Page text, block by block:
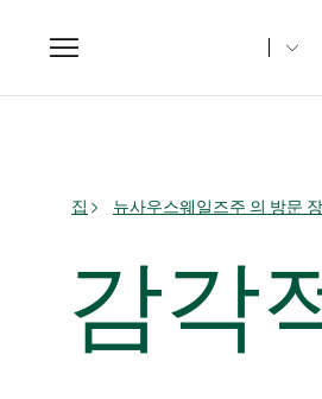
Toggle
navigation
집 뉴사우스웨일즈주 의 방문
감각